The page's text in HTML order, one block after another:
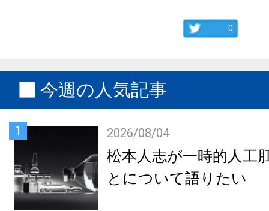
0
今週の人気記事
1 2026/08/04
松本人志が一時的人工
とについて語りたい